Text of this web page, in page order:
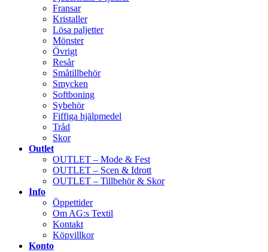
Fransar
Kristaller
Lösa paljetter
Mönster
Övrigt
Resår
Småtillbehör
Smycken
Softboning
Sybehör
Fiffiga hjälpmedel
Tråd
Skor
Outlet
OUTLET – Mode & Fest
OUTLET – Scen & Idrott
OUTLET – Tillbehör & Skor
Info
Öppettider
Om AG:s Textil
Kontakt
Köpvillkor
Konto